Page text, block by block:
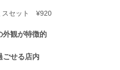
スセット ¥920
外観が特徴的
ごせる店内